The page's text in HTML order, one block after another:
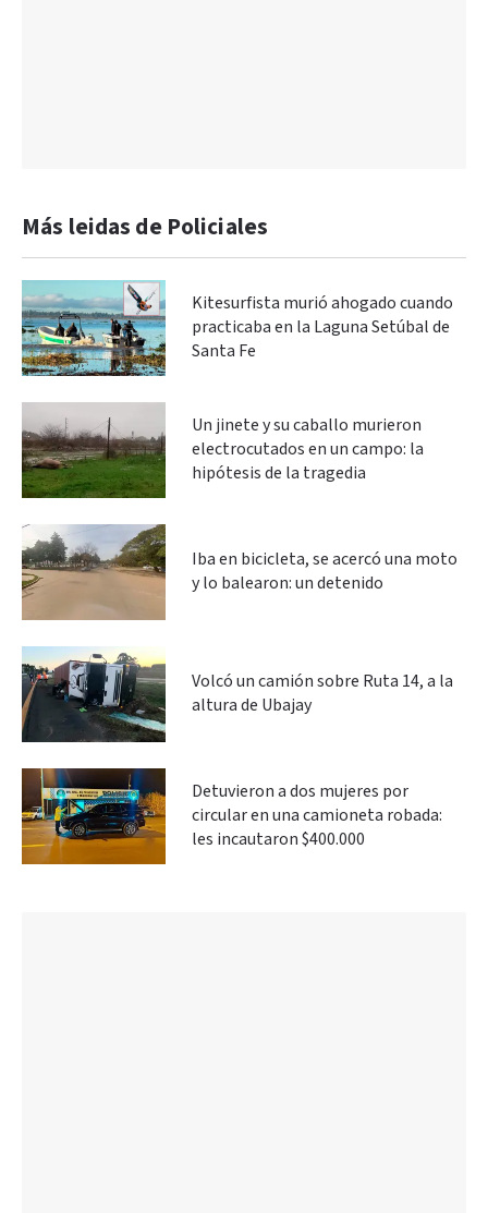
Más leidas de Policiales
Kitesurfista murió ahogado cuando
practicaba en la Laguna Setúbal de
Santa Fe
Un jinete y su caballo murieron
electrocutados en un campo: la
hipótesis de la tragedia
Iba en bicicleta, se acercó una moto
y lo balearon: un detenido
Volcó un camión sobre Ruta 14, a la
altura de Ubajay
Detuvieron a dos mujeres por
circular en una camioneta robada:
les incautaron $400.000